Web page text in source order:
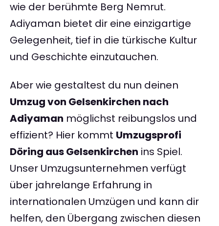
wie der berühmte Berg Nemrut.
Adiyaman bietet dir eine einzigartige
Gelegenheit, tief in die türkische Kultur
und Geschichte einzutauchen.
Aber wie gestaltest du nun deinen
Umzug von Gelsenkirchen nach
Adiyaman möglichst reibungslos und
effizient? Hier kommt Umzugsprofi
Döring aus Gelsenkirchen ins Spiel.
Unser Umzugsunternehmen verfügt
über jahrelange Erfahrung in
internationalen Umzügen und kann dir
helfen, den Übergang zwischen diesen